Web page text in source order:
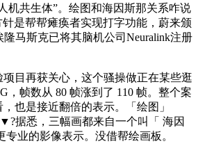
机共生体”。绘图和海因斯那关系咋说
针是帮帮瘫痪者实现打字功能，蔚来颁
马斯克已将其脑机公司Neuralink注册
再获关心，这个骚操做正在某些逛
，帧数从 80 帧涨到了 110 帧。整个案
也是接近翻倍的表示。「绘图」
据悉，三幅画都来自一个叫「 海因
业的影像表示。没借帮绘画板。